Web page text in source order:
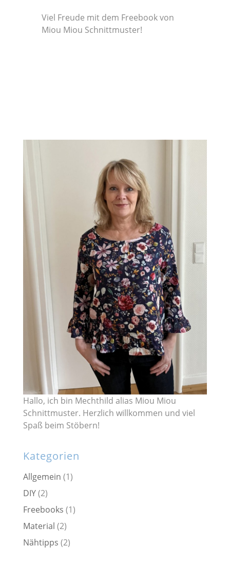
Viel Freude mit dem Freebook von
Miou Miou Schnittmuster!
Hallo, ich bin Mechthild alias Miou Miou
Schnittmuster. Herzlich willkommen und viel
Spaß beim Stöbern!
Kategorien
Allgemein (1)
DIY(2)
Freebooks (1)
Material (2)
Nähtipps (2)